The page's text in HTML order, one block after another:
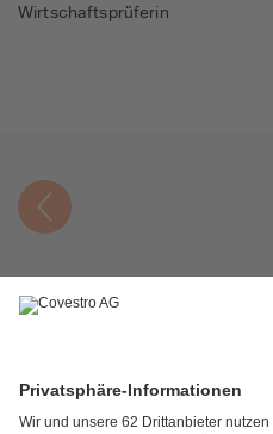
Wirtschaftsprüferin